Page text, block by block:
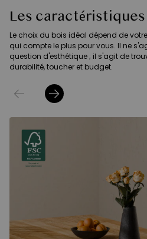
Les
Le choix du bois idéal dépend de
qui compte le plus pour vous. Il ne
question d'esthétique ; il s'agit de
durabilité, toucher et budget.